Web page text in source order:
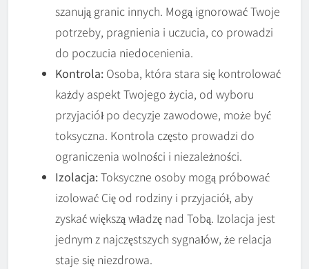
szanują granic innych. Mogą ignorować Twoje
potrzeby, pragnienia i uczucia, co prowadzi
do poczucia niedocenienia.
Kontrola: Osoba, która stara się kontrolować
każdy aspekt Twojego życia, od wyboru
przyjaciół po decyzje zawodowe, może być
toksyczna. Kontrola często prowadzi do
ograniczenia wolności i niezależności.
Izolacja:Toksyczne osoby mogą próbować
izolować Cię od rodziny i przyjaciół, aby
zyskać większą władzę nad Tobą. Izolacja jest
jednym z najczęstszych sygnałów, że relacja
staje się niezdrowa.